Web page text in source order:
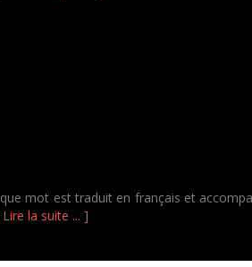
mot est traduit en français et
la suite ... ]